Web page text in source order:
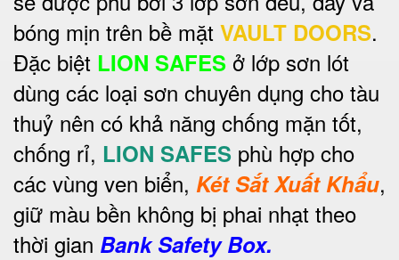
bóng mịn trên bề mặt VAULT DOORS.
Đặc biệt LION SAFES ở lớp sơn lót
dùng các loại sơn chuyên dụng cho tàu
thuỷ nên có khả năng chống mặn tốt,
chống rỉ, LION SAFES phù hợp cho
các vùng ven biển, Két Sắt Xuất Khẩu,
giữ màu bền không bị phai nhạt theo
thời gian Bank Safety Box.